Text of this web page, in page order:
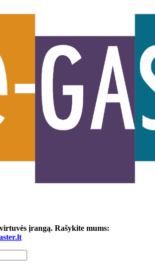
įrangą. Rašykite mums: